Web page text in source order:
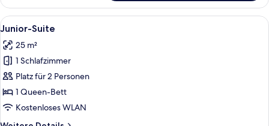
Alle
Fotos
für
Junior-
Suite
anzeigen
Zwei blaue Sessel, die zu einem an
17
Junior-Suite
25 m²
1 Schlafzimmer
Platz für 2 Personen
1 Queen-Bett
Kostenloses WLAN